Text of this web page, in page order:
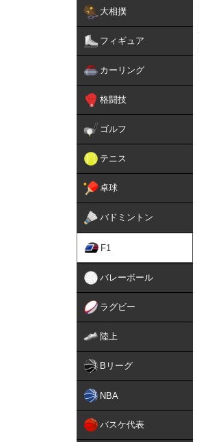
大相撲
フィギュア
カーリング
格闘技
ゴルフ
テニス
卓球
バドミントン
F1
バレーボール
ラグビー
陸上
Bリーグ
NBA
バスケ代表